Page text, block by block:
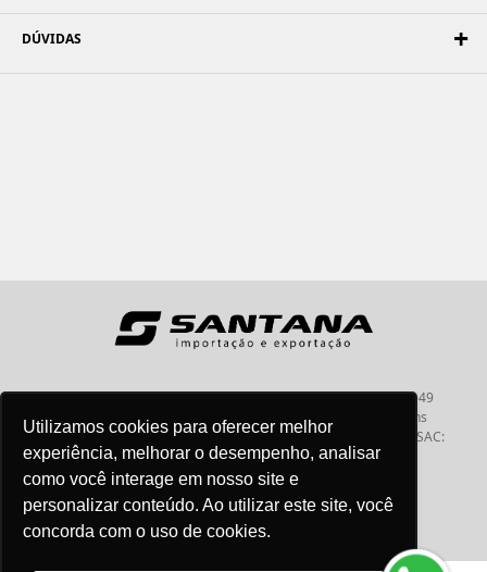
Utilizamos cookies para oferecer melhor
experiência, melhorar o desempenho, analisar
como você interage em nosso site e
personalizar conteúdo. Ao utilizar este site, você
concorda com o uso de cookies.
DÚVIDAS
Santana - Importação e Exportação - CNPJ:57.464.653/0001-49
Atendimento por telefone: dias úteis, das 08:15hs às 18:00hs
Fone:(11) 2099-9900 - E-mail:vendas@santanaimport.com.br
SAC:
sac@santanaimport.com.br
Termos de uso